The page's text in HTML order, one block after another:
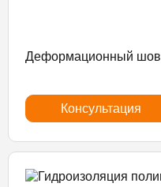
Деформационный шов
Консультация